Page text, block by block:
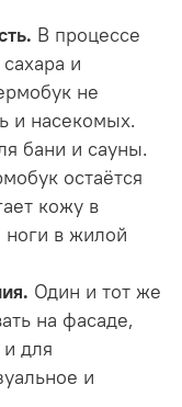
В процессе
и
не
и насекомых.
бани и сауны.
остаётся
кожу в
ноги в жилой
Один и тот же
на фасаде,
для
и